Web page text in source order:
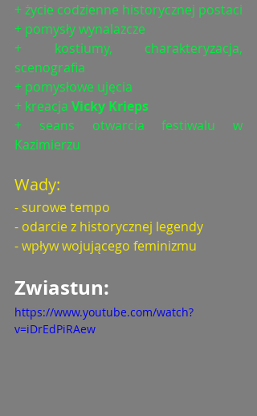
+ życie codzienne historycznej postaci
+ pomysły wynalazcze
+ kostiumy, charakteryzacja,
scenografia
+ pomysłowe ujęcia
+ kreacja Vicky Krieps
+ seans otwarcia festiwalu w
Kazimierzu
Wady:
- surowe tempo
- odarcie z historycznej legendy
- wpływ wojującego feminizmu
Zwiastun:
https://www.youtube.com/watch?
v=iDrEdPiRAew